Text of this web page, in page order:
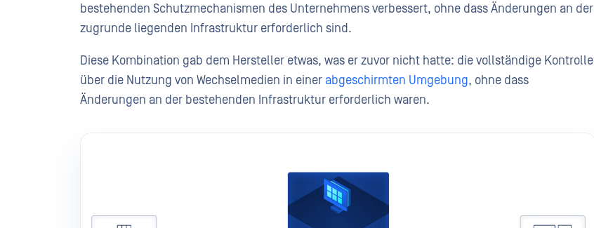
bestehenden Schutzmechanismen des Unternehmens verbessert, ohne dass Änderungen an der
zugrunde liegenden Infrastruktur erforderlich sind.
Diese Kombination gab dem Hersteller etwas, was er zuvor nicht hatte: die vollständige Kontrolle
über die Nutzung von Wechselmedien in einer abgeschirmten Umgebung, ohne dass
Änderungen an der bestehenden Infrastruktur erforderlich waren.